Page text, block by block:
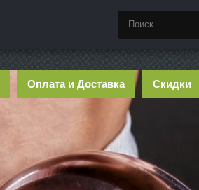
Оплата и Доставка Скидки